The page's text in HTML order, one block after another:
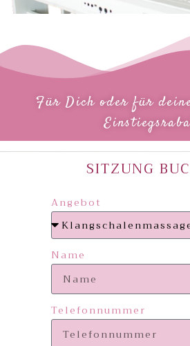
Für Dich oder für
SITZUNG
Angebot
Name
Telefonnummer